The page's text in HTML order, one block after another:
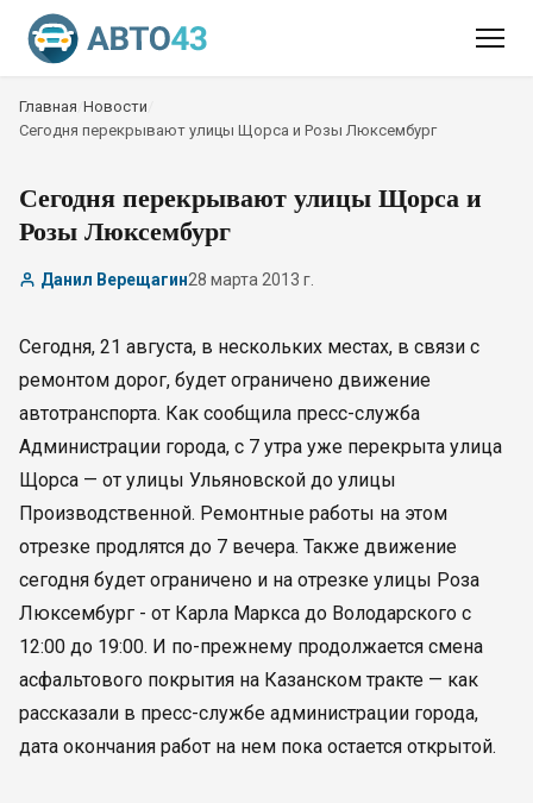
Главная Новости
Сегодня перекрывают улицы Щорса и Розы Люксембург
Сегодня перекрывают улицы Щорса и
Розы Люксембург
Данил Верещагин28 марта 2013 г.
Сегодня, 21 августа, в нескольких местах, в связи с
ремонтом дорог, будет ограничено движение
автотранспорта. Как сообщила пресс-служба
Администрации города, с 7 утра уже перекрыта улица
Щорса — от улицы Ульяновской до улицы
Производственной. Ремонтные работы на этом
отрезке продлятся до 7 вечера. Также движение
сегодня будет ограничено и на отрезке улицы Роза
Люксембург - от Карла Маркса до Володарского с
12:00 до 19:00. И по-прежнему продолжается смена
асфальтового покрытия на Казанском тракте — как
рассказали в пресс-службе администрации города,
дата окончания работ на нем пока остается открытой.